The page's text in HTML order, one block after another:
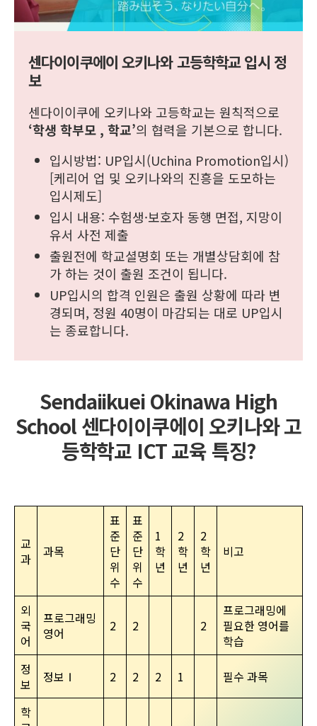
센다이이쿠에이 오키나와 고등학학교 입시 정
보
센다이이쿠에 오키나와 고등학교는 원칙적으로
‘학생 학부모 , 학교’의 협력을 기본으로 합니다.
입시방법: UP입시(Uchina Promotion입시)
[케리어 업 및 오키나와의 진흥을 도모하는
입시제도]
입시 내용: 수험생·보호자 동행 면접, 지망이
유서 사전 제출
출원전에 학교셜명회 또는 개별상담회에 참
가 하는 것이 출원 조건이 됩니다.
UP입시의 합격 인원은 출원 상황에 따라 변
경되며, 정원 40명이 마감되는 대로 UP입시
는 종료합니다.
Sendaiikuei Okinawa High
School 센다이이쿠에이 오키나와 고
등학학교 ICT 교육 특징?
교
과
과목
표
준
단
위
수
표
준
단
위
수
1
학
년
2
학
년
2
학
년
비고
외
국
어
프로그래밍
영어
2 2 2
프로그래밍에
필요한 영어를
학습
정
보
정보Ⅰ 2 2 2 1 필수 과목
학